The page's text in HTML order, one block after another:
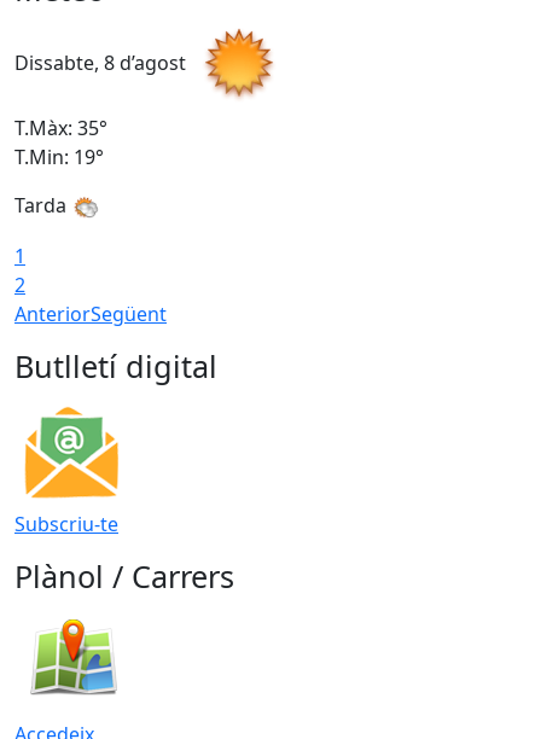
Dissabte, 8 d’agost
T.Màx: 35°
T.Min: 19°
Tarda
1
2
AnteriorSegüent
Butlletí digital
Subscriu-te
Plànol / Carrers